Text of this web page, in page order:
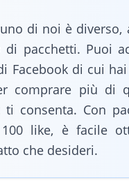
di noi è diverso,
di pacchetti. Puoi
Facebook di cui
comprare più di
consenta. Con
like, è facile
che desideri.